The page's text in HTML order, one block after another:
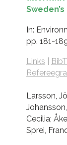
In:
pp. 181-
Links
Larsson,
Cecilia;
Sprei,